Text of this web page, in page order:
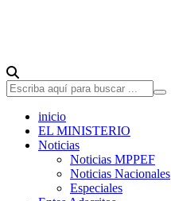
inicio
EL MINISTERIO
Noticias
Noticias MPPEF
Noticias Nacionales
Especiales